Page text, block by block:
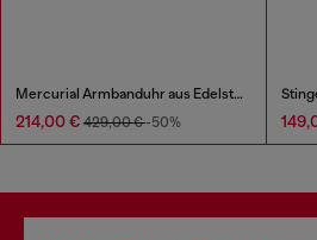
Mercurial Armbanduhr aus Edelstahl
214,00 € 429,00 €-50%